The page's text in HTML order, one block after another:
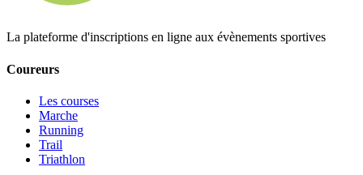
La plateforme d'inscriptions en ligne aux évènements sportives
Coureurs
Les courses
Marche
Running
Trail
Triathlon